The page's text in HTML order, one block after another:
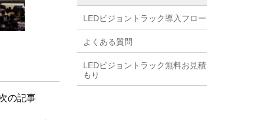
の記事
LEDビジョントラック導入フロー
よくある質問
LEDビジョントラック無料お見積
もり